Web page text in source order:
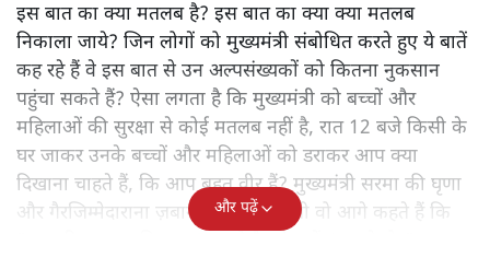
इस बात का क्या मतलब है? इस बात का क्या क्या मतलब
निकाला जाये? जिन लोगों को मुख्यमंत्री संबोधित करते हुए ये बातें
कह रहे हैं वे इस बात से उन अल्पसंख्यकों को कितना नुकसान
पहुंचा सकते हैं? ऐसा लगता है कि मुख्यमंत्री को बच्चों और
महिलाओं की सुरक्षा से कोई मतलब नहीं है, रात 12 बजे किसी के
घर जाकर उनके बच्चों और महिलाओं को डराकर आप क्या
दिखाना चाहते हैं, कि आप बहुत वीर हैं? मुख्यमंत्री सरमा की घृणा
और गैरजिम्मेदाराना ज़बान यहीं नहीं रुकती वो आगे कहते हैं कि
और पढ़ें